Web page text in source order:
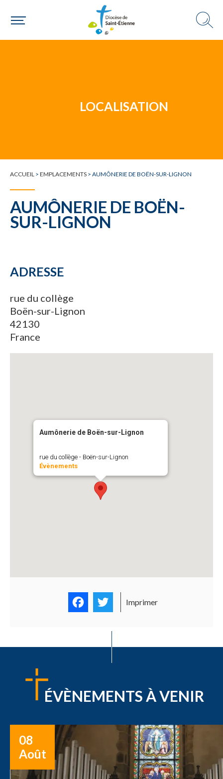
Un mouvement
LOCALISATION
ACCUEIL > EMPLACEMENTS > AUMÔNERIE DE BOËN-SUR-LIGNON
AUMÔNERIE DE BOËN-
SUR-LIGNON
ADRESSE
rue du collège
Boën-sur-Lignon
42130
France
Aumônerie de Boën-sur-Lignon
rue du collège - Boën-sur-Lignon
Évènements
FacebookTwitter
Imprimer
ÉVÈNEMENTS À VENIR
08
Août